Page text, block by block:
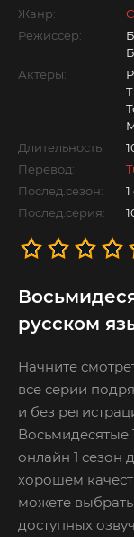
Жанр:
Режиссер:
Актёры:
Длительность:
Перевод:
Послед.сезон:
Послед.серия:
русском
Начните
все серии
и без
Восьмидесятые
онлайн 1 сезон
хорошем
можете
доступных